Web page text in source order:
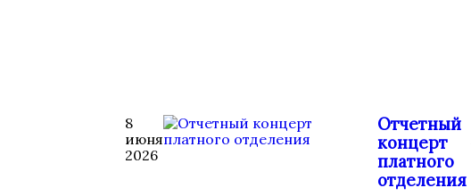
8
июня
2026
Отчетный
концерт
платного
отделения